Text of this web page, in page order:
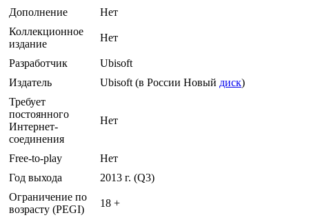
Дополнение
Нет
Коллекционное
издание
Нет
Разработчик
Ubisoft
Издатель
Ubisoft (в России Новый диск)
Требует
постоянного
Интернет-
соединения
Нет
Free-to-play
Нет
Год выхода
2013 г. (Q3)
Ограничение по
возрасту (PEGI)
18 +